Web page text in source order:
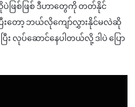
ပဲဖြစ်ဖြစ် ဒီဟာတွေကို တတ်နိုင်
တော့ ဘယ်လိုကျော်လွှားနိုင်မလဲဆို
ြီး လုပ်ဆောင်နေပါတယ်လို့ ဒါပဲ ပြော